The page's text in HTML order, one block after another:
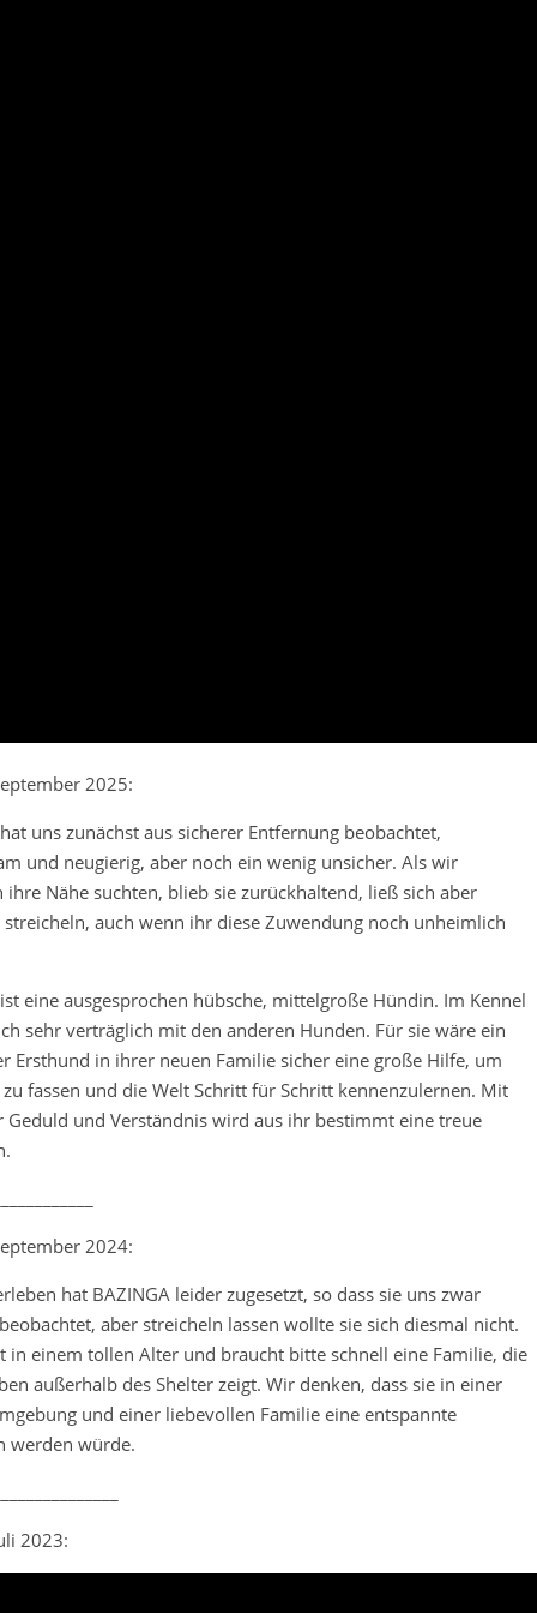
2025:
uns zunächst aus sicherer Entfernung beobachtet,
und neugierig, aber noch ein wenig unsicher. Als wir
ihre Nähe suchten, blieb sie zurückhaltend, ließ sich aber
auch wenn ihr diese Zuwendung noch unheimlich
eine ausgesprochen hübsche, mittelgroße Hündin. Im Kennel
sehr verträglich mit den anderen Hunden. Für sie wäre ein
Ersthund in ihrer neuen Familie sicher eine große Hilfe, um
fassen und die Welt Schritt für Schritt kennenzulernen. Mit
Geduld und Verständnis wird aus ihr bestimmt eine treue
2024:
hat BAZINGA leider zugesetzt, so dass sie uns zwar
aber streicheln lassen wollte sie sich diesmal nicht.
in einem tollen Alter und braucht bitte schnell eine Familie, die
außerhalb des Shelter zeigt. Wir denken, dass sie in einer
und einer liebevollen Familie eine entspannte
werden würde.
2023: